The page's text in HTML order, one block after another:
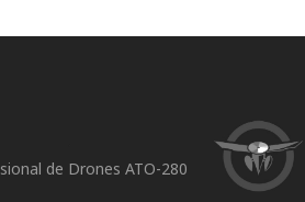
de Drones ATO-280